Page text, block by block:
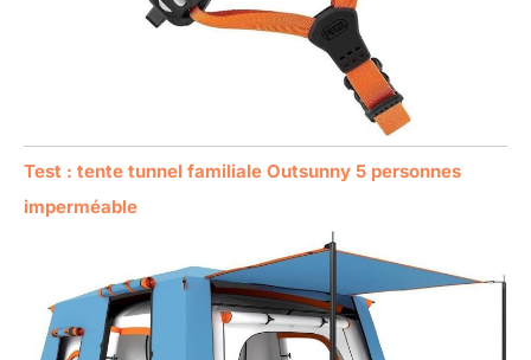
Test : tente tunnel familiale Outsunny 5 personnes
imperméable